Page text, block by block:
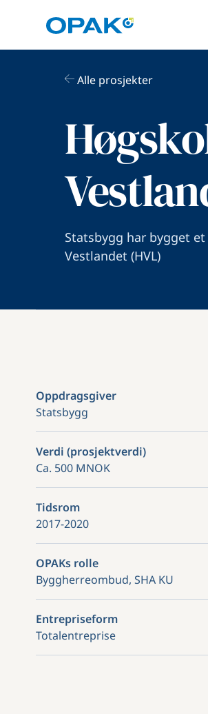
Alle prosjekter
Statsbygg har bygget
Vestlandet (HVL)
Oppdragsgiver
Statsbygg
Verdi (prosjektverdi)
Ca. 500 MNOK
Tidsrom
2017-2020
OPAKs rolle
Byggherreombud, SHA KU
Entrepriseform
Totalentreprise